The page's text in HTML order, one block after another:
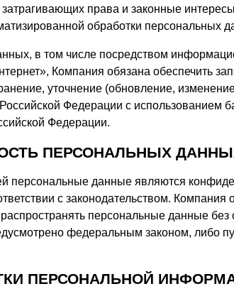
права и законные
обработки персональных
в том числе посредством
Компания обязана обеспечить
уточнение (обновление,
Федерации с использованием
Федерации.
ПЕРСОНАЛЬНЫХ
персональные данные являются
с законодательством. Компания
персональные данные без
федеральным законом, либо
ПЕРСОНАЛЬНОЙ